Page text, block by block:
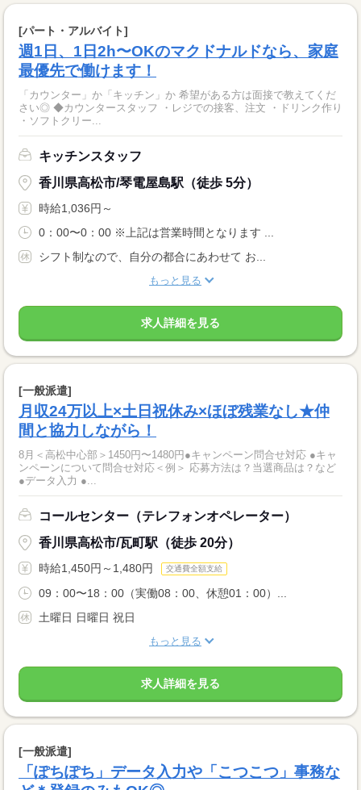
[パート・アルバイト]
週1日、1日2h〜OKのマクドナルドなら、家庭
最優先で働けます！
「カウンター」か「キッチン」か 希望がある方は面接で教えてくだ
さい◎ ◆カウンタースタッフ ・レジでの接客、注文 ・ドリンク作り
・ソフトクリー...
キッチンスタッフ
香川県高松市/琴電屋島駅（徒歩 5分）
時給1,036円～
0：00〜0：00 ※上記は営業時間となります ...
シフト制なので、自分の都合にあわせて お...
もっと見る
求人詳細を見る
[一般派遣]
月収24万以上×土日祝休み×ほぼ残業なし★仲
間と協力しながら！
8月＜高松中心部＞1450円〜1480円●キャンペーン問合せ対応 ●キャ
ンペーンについて問合せ対応＜例＞ 応募方法は？当選商品は？など
●データ入力 ●...
コールセンター（テレフォンオペレーター）
香川県高松市/瓦町駅（徒歩 20分）
時給1,450円～1,480円 交通費全額支給
09：00〜18：00（実働08：00、休憩01：00）...
土曜日 日曜日 祝日
もっと見る
求人詳細を見る
[一般派遣]
「ぽちぽち」データ入力や「こつこつ」事務な